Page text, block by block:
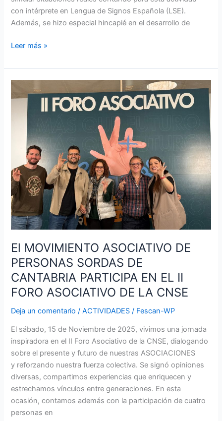
con intérprete en Lengua de Signos Española (LSE).
Además, se hizo especial hincapié en el desarrollo de
Leer más »
El MOVIMIENTO ASOCIATIVO DE
PERSONAS SORDAS DE
CANTABRIA PARTICIPA EN EL II
FORO ASOCIATIVO DE LA CNSE
Deja un comentario /ACTIVIDADES / Fescan-WP
El sábado, 15 de Noviembre de 2025, vivimos una jornada
inspiradora en el II Foro Asociativo de la CNSE, dialogando
sobre el presente y futuro de nuestras ASOCIACIONES
y reforzando nuestra fuerza colectiva. Se signó opiniones
diversas, compartimos experiencias que enriquecen y
estrechamos vínculos entre generaciones. En esta
ocasión, contamos además con la participación de cuatro
personas en
MOVIMIENTO
ASOCIATIVO
PERSONAS
SORDAS
CANTABRIA
PARTICIPA
EN
EL
II
FORO
DE
LA
CNSE